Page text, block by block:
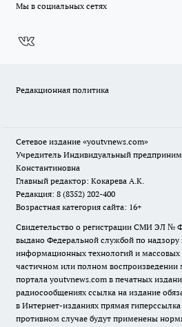
Мы в социальных сетях
Редакционная политика
Сетевое издание «youtvnews.com»
Учредитель Индивидуальный
Константиновна
Главный редактор: Кокарева А.К.
Редакция: 8 (8352) 202-400
Возрастная категория сайта: 16+
Свидетельство о регистрации СМИ ЭЛ №
выдано Федеральной службой по надзору
информационных технологий и
частичном или полном воспроизведении
портала youtvnews.com в печатных
радиосообщениях ссылка на издание
в Интернет-изданиях прямая гиперссылка
противном случае будут применены